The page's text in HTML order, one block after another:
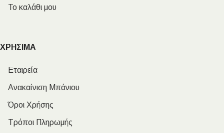
Το καλάθι μου
ΧΡΗΣΙΜΑ
Εταιρεία
Ανακαίνιση Μπάνιου
Όροι Χρήσης
Τρόποι Πληρωμής